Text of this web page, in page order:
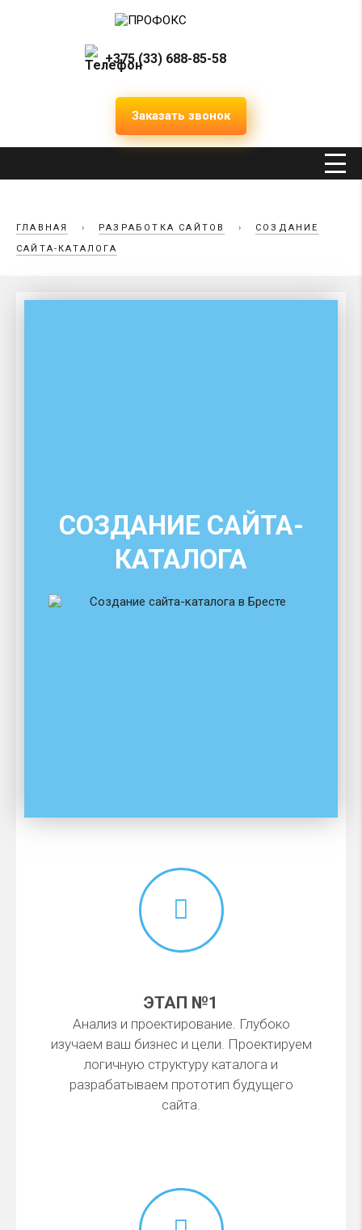
+375 (33) 688-85-58
Заказать звонок
ГЛАВНАЯ › РАЗРАБОТКА САЙТОВ ›
СОЗДАНИЕ
САЙТА-КАТАЛОГА
СОЗДАНИЕ САЙТА-
КАТАЛОГА
ЭТАП №1
Анализ и проектирование. Глубоко
изучаем ваш бизнес и цели. Проектируем
логичную структуру каталога и
разрабатываем прототип будущего
сайта.